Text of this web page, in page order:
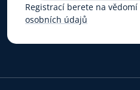
Registrací berete na vědomí
osobních údajů